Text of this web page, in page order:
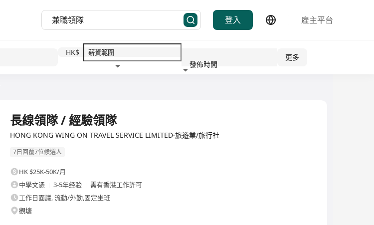
登入 雇主平台
HK$
發佈時間
更多
長線領隊 / 經驗領隊
HONG KONG WING ON TRAVEL SERVICE LIMITED·旅遊業/旅行社
7日回覆7位候選人
HK $25K-50K/月
中學文憑
3-5年经验
需有香港工作許可
工作日面議, 流動/外勤,固定坐班
觀塘